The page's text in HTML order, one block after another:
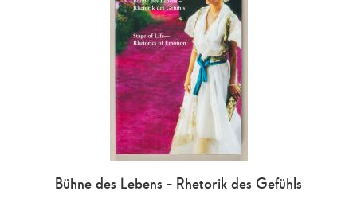
Bühne des Lebens - Rhetorik des Gefühls